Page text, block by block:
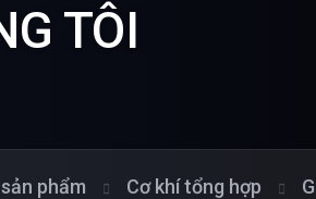
TÔI
phẩm Cơ khí tổng hợp